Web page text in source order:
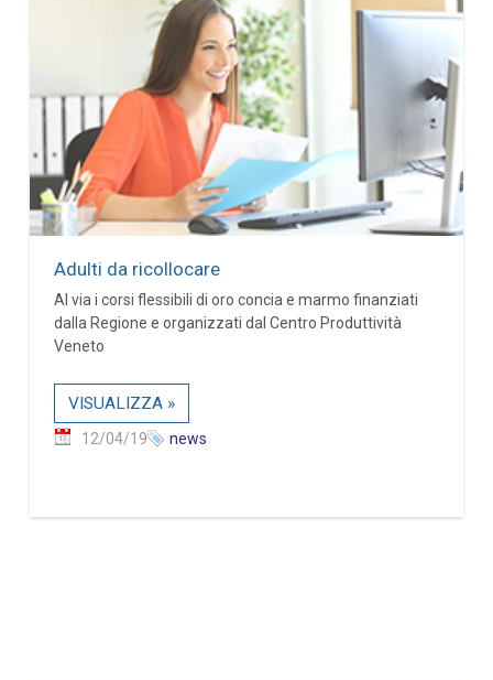
Adulti da ricollocare
Al via i corsi flessibili di oro concia e marmo finanziati
dalla Regione e organizzati dal Centro Produttività
Veneto
VISUALIZZA »
12/04/19 news